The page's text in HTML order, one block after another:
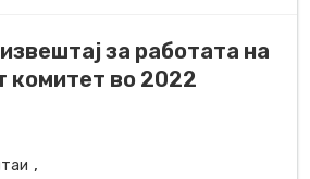
за работата на
комитет во 2022
,